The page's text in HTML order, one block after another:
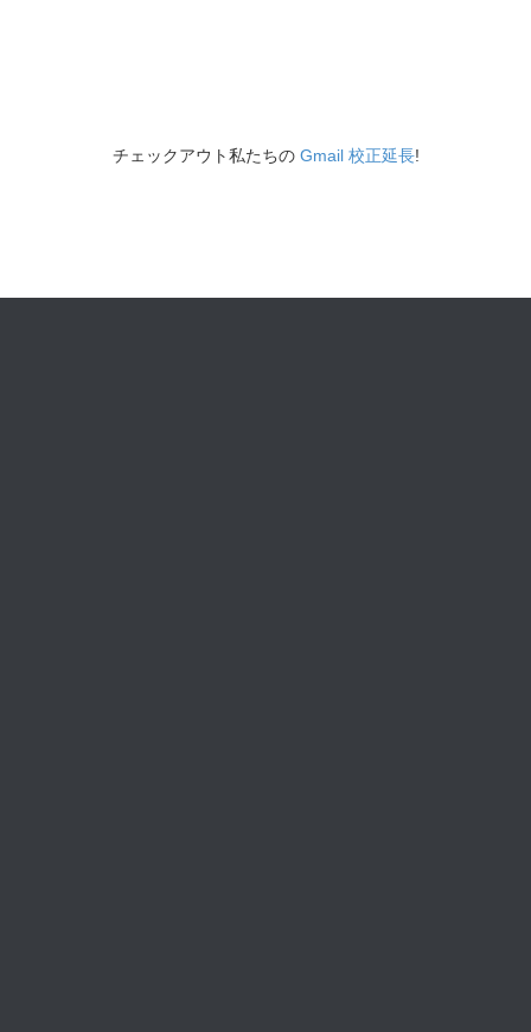
チェックアウト私たちの Gmail 校正延長!